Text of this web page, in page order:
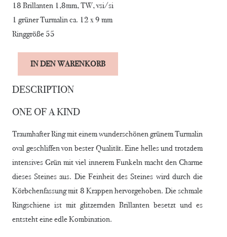
18 Brillanten 1,8mm, TW, vsi/si
1 grüner Turmalin ca. 12 x 9 mm
Ringgröße 55
DREAM"
IN DEN WARENKORB
DESCRIPTION
ONE OF A KIND
Traumhafter Ring mit einem wunderschönen grünem Turmalin
oval geschliffen von bester Qualität. Eine helles und trotzdem
intensives Grün mit viel innerem Funkeln macht den Charme
dieses Steines aus. Die Feinheit des Steines wird durch die
Körbchenfassung mit 8 Krappen hervorgehoben. Die schmale
Ringschiene ist mit glitzernden Brillanten besetzt und es
entsteht eine edle Kombination.